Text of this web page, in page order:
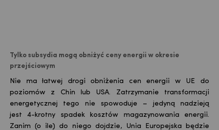
Tylko subsydia mogą obniżyć ceny energii w okresie
przejściowym
Nie ma łatwej drogi obniżenia cen energii w UE do
poziomów z Chin lub USA. Zatrzymanie transformacji
energetycznej tego nie spowoduje – jedyną nadzieją
jest 4-krotny spadek kosztów magazynowania energii.
Zanim (o ile) do niego dojdzie, Unia Europejska będzie